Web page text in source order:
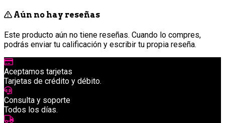
Aún no hay reseñas
Este producto aún no tiene reseñas. Cuando lo compres,
podrás enviar tu calificación y escribir tu propia reseña.
Aceptamos tarjetas
Tarjetas de crédito y débito.
Consulta y soporte
Todos los días.